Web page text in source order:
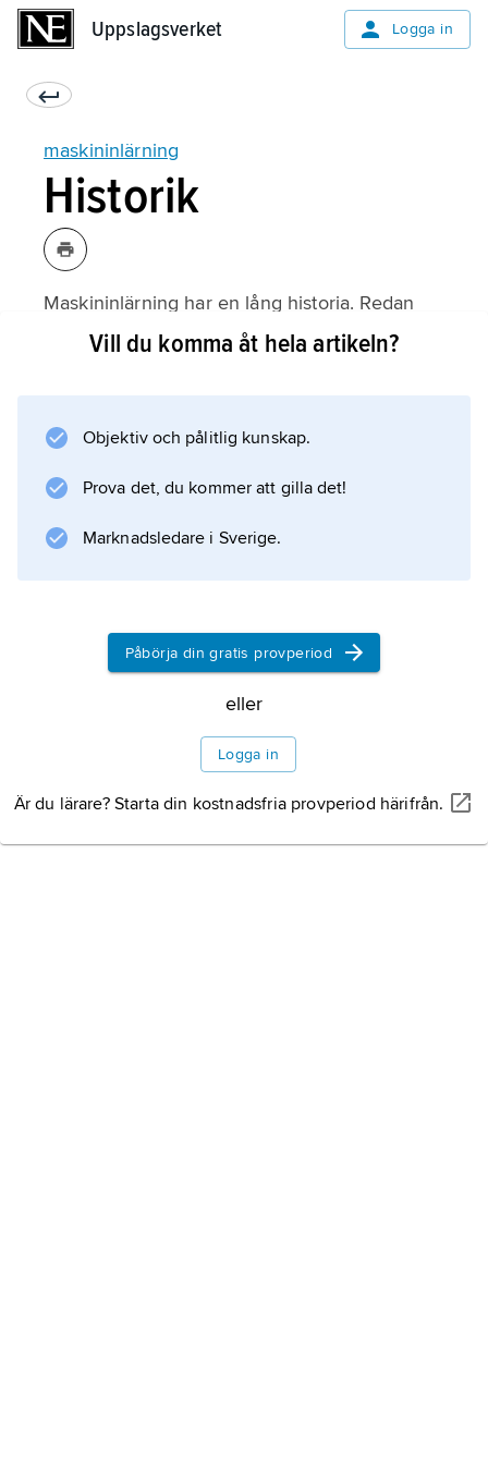
Uppslagsverket Logga in
maskininlärning
Historik
Maskininlärning har en lång historia. Redan
1959 formulerade den amerikanske
IBM
skrev Samuels ett program för brädspelet
spelskicklighet, vilket blev en sensation. Efter
Information om artikeln
Vill du komma åt hela artikeln?
Objektiv och pålitlig kunskap.
Prova det, du kommer att gilla det!
Marknadsledare i Sverige.
Påbörja din gratis provperiod
eller
Logga in
Är du lärare? Starta din kostnadsfria provperiod härifrån.